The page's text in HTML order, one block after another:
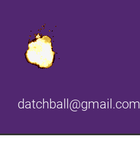
datchball@gmail.com